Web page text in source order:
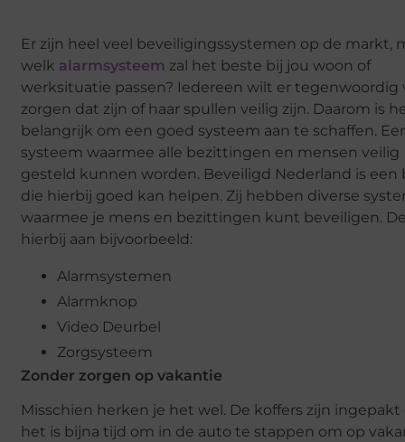
Er zijn heel veel beveiligingssystemen op de markt,
welk alarmsysteem zal het beste bij jou woon of
werksituatie passen? Iedereen wilt er tegenwoordig
zorgen dat zijn of haar spullen veilig zijn. Daarom is
belangrijk om een goed systeem aan te schaffen.
systeem waarmee alle bezittingen en mensen veilig
gesteld kunnen worden. Beveiligd Nederland is een
die hierbij goed kan helpen. Zij hebben diverse
waarmee je mens en bezittingen kunt beveiligen.
hierbij aan bijvoorbeeld:
Alarmsystemen
Alarmknop
Video Deurbel
Zorgsysteem
Zonder zorgen op vakantie
Misschien herken je het wel. De koffers zijn ingepakt
het is bijna tijd om in de auto te stappen om op